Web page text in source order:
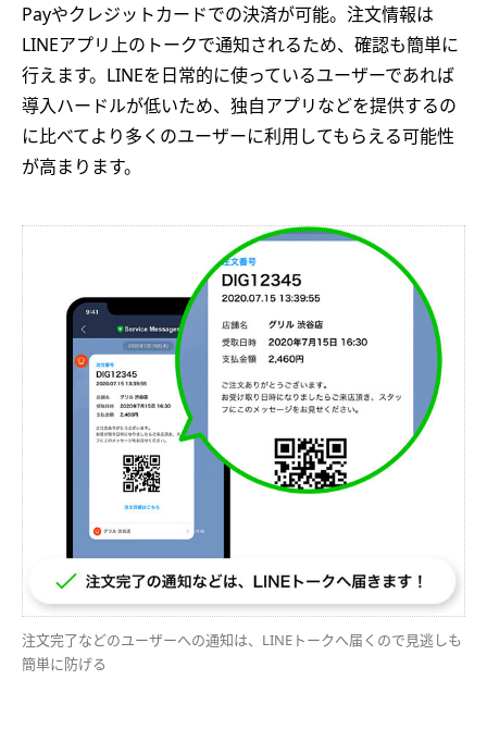
Payやクレジットカードでの決済が可能。注文情報は
LINEアプリ上のトークで通知されるため、確認も簡単に
行えます。LINEを日常的に使っているユーザーであれば
導入ハードルが低いため、独自アプリなどを提供するの
に比べてより多くのユーザーに利用してもらえる可能性
が高まります。
注文完了などのユーザーへの通知は、LINEトークへ届くので見逃しも
簡単に防げる